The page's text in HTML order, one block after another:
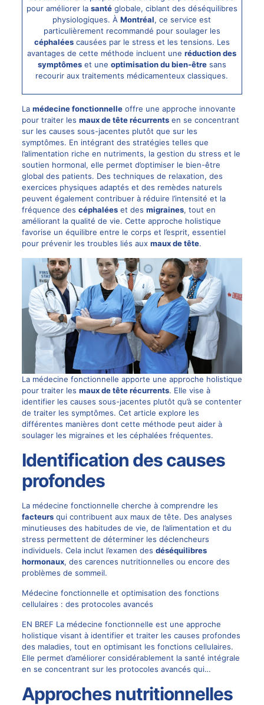
pour améliorer la santéglobale, ciblant des déséquilibres
physiologiques. ÀMontréal, ce service est
particulièrement recommandé pour soulager les
céphaléescausées par le stress et les tensions. Les
avantages de cette méthode incluent uneréduction des
symptômeset une optimisation du bien-êtresans
recourir aux traitements médicamenteux classiques.
La médecine fonctionnelleoffre une approche innovante
pour traiter les maux de tête récurrentsen se concentrant
sur les causes sous-jacentes plutôt que sur les
symptômes. En intégrant des stratégies telles que
l’alimentation riche en nutriments, la gestion du stress et le
soutien hormonal, elle permet d’optimiser le bien-être
global des patients. Des techniques de relaxation, des
exercices physiques adaptés et des remèdes naturels
peuvent également contribuer à réduire l’intensité et la
fréquence des céphaléeset des migraines, tout en
améliorant la qualité de vie. Cette approche holistique
favorise un équilibre entre le corps et l’esprit, essentiel
pour prévenirles troubles liés aux maux de tête.
La médecine fonctionnelle apporte une approche holistique
pour traiter les maux de tête récurrents. Elle vise à
identifier les causes sous-jacentes plutôt qu’à se contenter
de traiter les symptômes. Cet article explore les
différentes manières dont cette méthode peut aider à
soulager les migraines et les céphalées fréquentes.
Identification des causes
profondes
La médecine fonctionnelle cherche à comprendre les
facteursqui contribuent aux maux de tête. Des analyses
minutieuses des habitudes de vie, de l’alimentation et du
stress permettent de déterminer les déclencheurs
individuels. Cela inclut l’examen des déséquilibres
hormonaux, des carences nutritionnelles ou encore des
problèmes de sommeil.
Médecine fonctionnelle et optimisation des fonctions
cellulaires : des protocoles avancés
EN BREF La médecine fonctionnelle est une approche
holistique visant à identifier et traiter les causes profondes
des maladies, tout en optimisant les fonctions cellulaires.
Elle permet d’améliorer considérablement la santé intégrale
en se concentrant sur les protocoles avancés qui…
Approches nutritionnelles